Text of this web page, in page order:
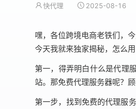
快代理 2025-08-16
嘿，各位跨境电商老铁们，
今天我就来独家揭秘，怎么
第一，得弄明白什么是代理
站。那免费代理服务器呢？
第一步，找到免费的代理服